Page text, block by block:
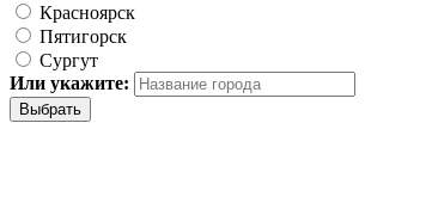
Красноярск
Пятигорск
Сургут
Или укажите: